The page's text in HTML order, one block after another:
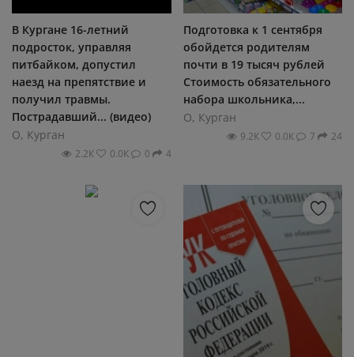
В Кургане 16-летний
подросток, управляя
питбайком, допустил
наезд на препятствие и
получил травмы.
Пострадавший... (видео)
О, Курган
2.2К 0.0К 0 4
Подготовка к 1 сентября
обойдется родителям
почти в 19 тысяч рублей
Стоимость обязательного
набора школьника,...
О, Курган
9.2К 0.0К 7 24